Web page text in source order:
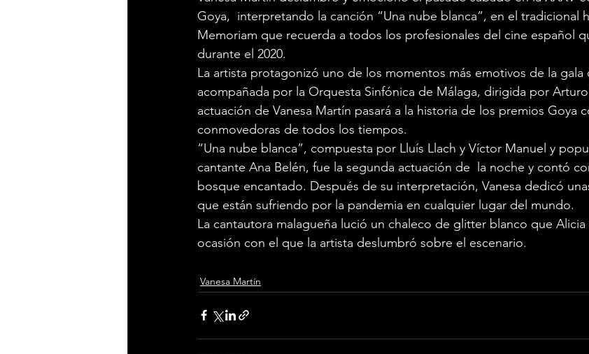
Goya,  interpretando la canción “Una nube blanca”, en el tradicional
Memoriam que recuerda a todos los profesionales del cine español
durante el 2020.
La artista protagonizó uno de los momentos más emotivos de la gala
acompañada por la Orquesta Sinfónica de Málaga, dirigida por
actuación de Vanesa Martín pasará a la historia de los premios Goya
conmovedoras de todos los tiempos.
“Una nube blanca”, compuesta por Lluís Llach y Víctor Manuel y
cantante Ana Belén, fue la segunda actuación de  la noche y contó
bosque encantado. Después de su interpretación, Vanesa dedicó
que están sufriendo por la pandemia en cualquier lugar del mundo.
La cantautora malagueña lució un chaleco de glitter blanco que Alicia
ocasión con el que la artista deslumbró sobre el escenario.
Vanesa Martín